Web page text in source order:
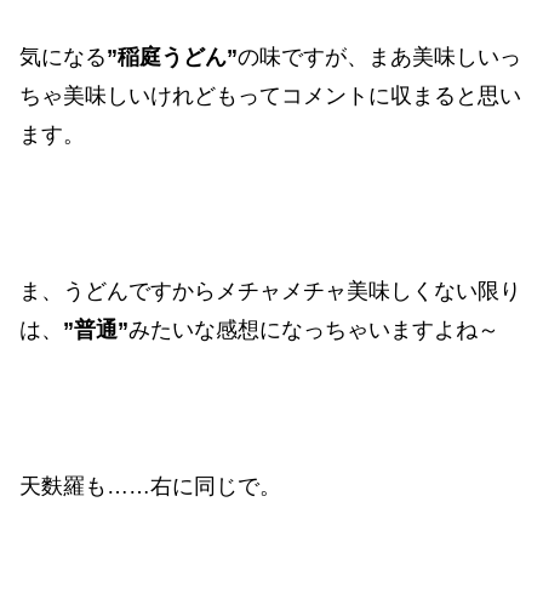
気になる”稲庭うどん”の味ですが、まあ美味しいっ
ちゃ美味しいけれどもってコメントに収まると思い
ます。
ま、うどんですからメチャメチャ美味しくない限り
は、 ”普通”みたいな感想になっちゃいますよね～
天麩羅も……右に同じで。